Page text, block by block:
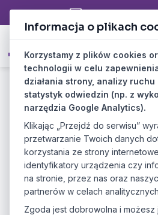
Doradca IT -
biznesowy
Informacja o plikach
Korzystamy z plików cookies
technologii w celu
działania strony, analizy
statystyk odwiedzin (np. z
narzędzia Google Analytics).
Klikając „Przejdź do serwisu”
przetwarzanie Twoich danych
korzystania ze strony
identyfikatory urządzenia czy
na stronie, przez nas oraz
partnerów w celach
Zgoda jest dobrowolna i możesz